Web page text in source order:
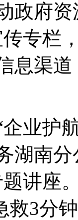
政府
专栏
息渠
企业护
湖南
讲座
救3分